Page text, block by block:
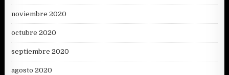
noviembre 2020
octubre 2020
septiembre 2020
agosto 2020